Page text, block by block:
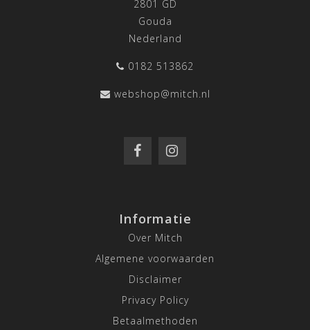
2801 GD
Gouda
Nederland
0182 513862
webshop@mitch.nl
Informatie
Over Mitch
Algemene voorwaarden
Disclaimer
Privacy Policy
Betaalmethoden